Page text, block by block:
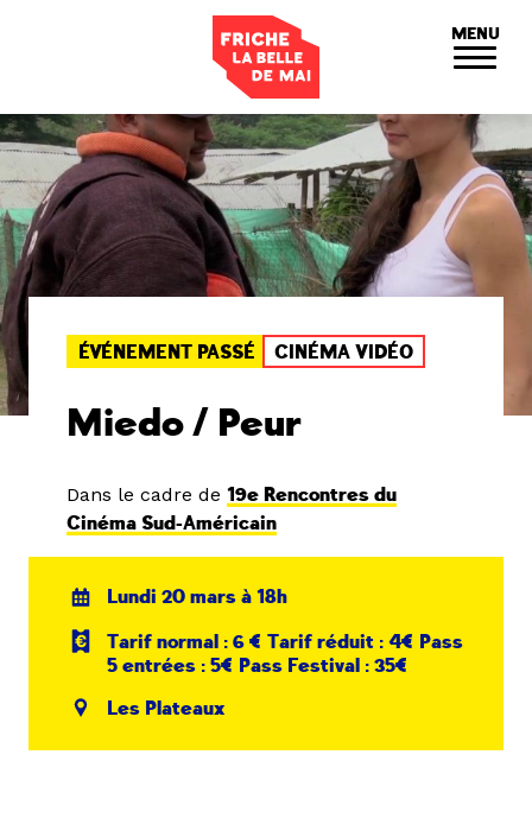
MENU
ÉVÉNEMENT PASSÉ CINÉMA VIDÉO
Miedo / Peur
Dans le cadre de 19e Rencontres du
Cinéma Sud-Américain
Lundi 20 mars à 18h
Tarif normal : 6 € Tarif réduit : 4€ Pass
5 entrées : 5€ Pass Festival : 35€
Les Plateaux
Panneau de gestion des cookies